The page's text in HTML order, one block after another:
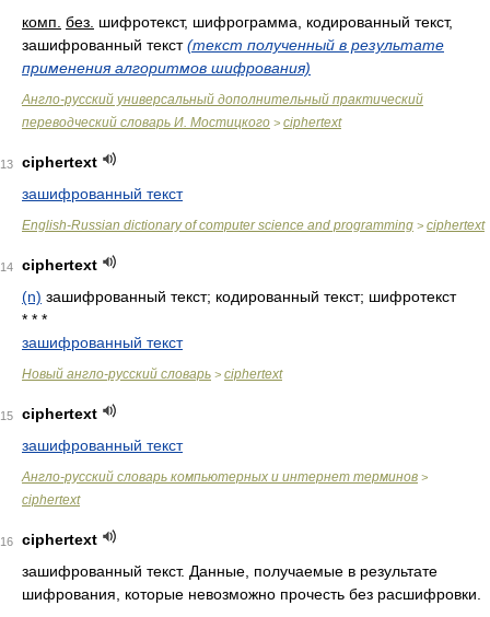
комп. без. шифротекст, шифрограмма, кодированный текст,
зашифрованный текст(текст полученный в результате
применения алгоритмов шифрования)
Англо-русский универсальный дополнительный практический
переводческий словарь И. Мостицкого > ciphertext
13
ciphertext
зашифрованный текст
English-Russian dictionary of computer science and programming > ciphertext
14
ciphertext
(n) зашифрованный текст; кодированный текст; шифротекст
* * *
зашифрованный текст
Новый англо-русский словарь > ciphertext
15
ciphertext
зашифрованный текст
Англо-русский словарь компьютерных и интернет терминов >
ciphertext
16
ciphertext
зашифрованный текст. Данные, получаемые в результате
шифрования, которые невозможно прочесть без расшифровки.